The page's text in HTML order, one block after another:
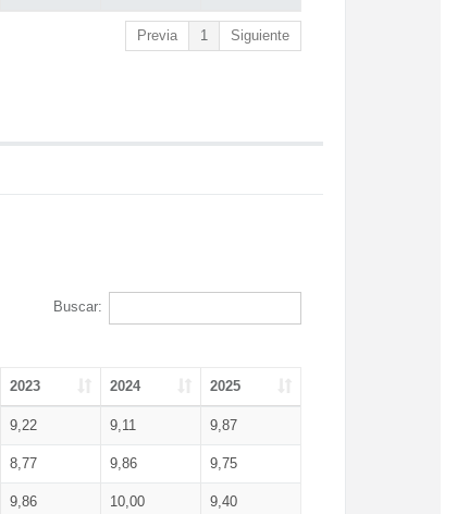
Previa 1 Siguiente
Buscar:
2023 2024 2025
9,22 9,11 9,87
8,77 9,86 9,75
9,86 10,00 9,40